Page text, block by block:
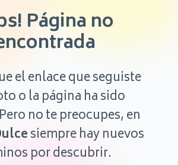
Página no
el enlace que seguiste
o la página ha sido
no te preocupes, en
siempre hay nuevos
por descubrir.